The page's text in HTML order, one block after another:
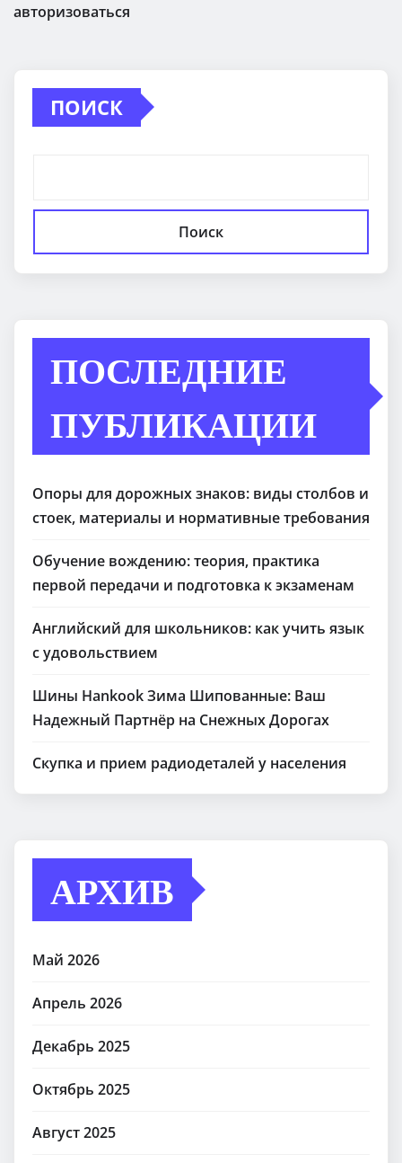
авторизоваться
ПОИСК
Поиск
ПОСЛЕДНИЕ
ПУБЛИКАЦИИ
Опоры для дорожных знаков: виды столбов и
стоек, материалы и нормативные требования
Обучение вождению: теория, практика
первой передачи и подготовка к экзаменам
Английский для школьников: как учить язык
с удовольствием
Шины Hankook Зима Шипованные: Ваш
Надежный Партнёр на Снежных Дорогах
Скупка и прием радиодеталей у населения
АРХИВ
Май 2026
Апрель 2026
Декабрь 2025
Октябрь 2025
Август 2025